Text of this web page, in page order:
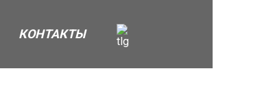
КОНТАКТЫ